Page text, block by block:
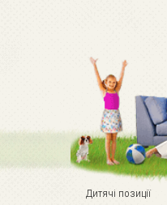
Дитячі позиції